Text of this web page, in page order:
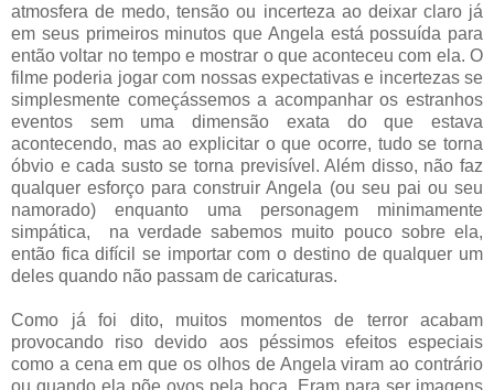
atmosfera de medo, tensão ou incerteza ao deixar claro já
em seus primeiros minutos que Angela está possuída para
então voltar no tempo e mostrar o que aconteceu com ela. O
filme poderia jogar com nossas expectativas e incertezas se
simplesmente começássemos a acompanhar os estranhos
eventos sem uma dimensão exata do que estava
acontecendo, mas ao explicitar o que ocorre, tudo se torna
óbvio e cada susto se torna previsível. Além disso, não faz
qualquer esforço para construir Angela (ou seu pai ou seu
namorado) enquanto uma personagem minimamente
simpática,
na verdade sabemos muito pouco sobre ela,
então fica difícil se importar com o destino de qualquer um
deles quando não passam de caricaturas.
Como já foi dito, muitos momentos de terror acabam
provocando riso devido aos péssimos efeitos especiais
como a cena em que os olhos de Angela viram ao contrário
ou quando ela põe ovos pela boca. Eram para ser imagens